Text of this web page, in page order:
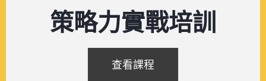
策略力實戰培訓
查看課程